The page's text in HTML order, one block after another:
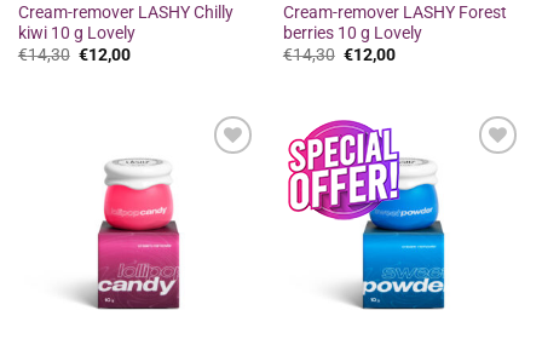
Cream-remover LASHY Chilly
kiwi 10 g Lovely
€14,30 Original
price
€12,00Η
Cream-remover LASHY Forest
berries 10 g Lovely
€14,30 Original
price
€12,00Η